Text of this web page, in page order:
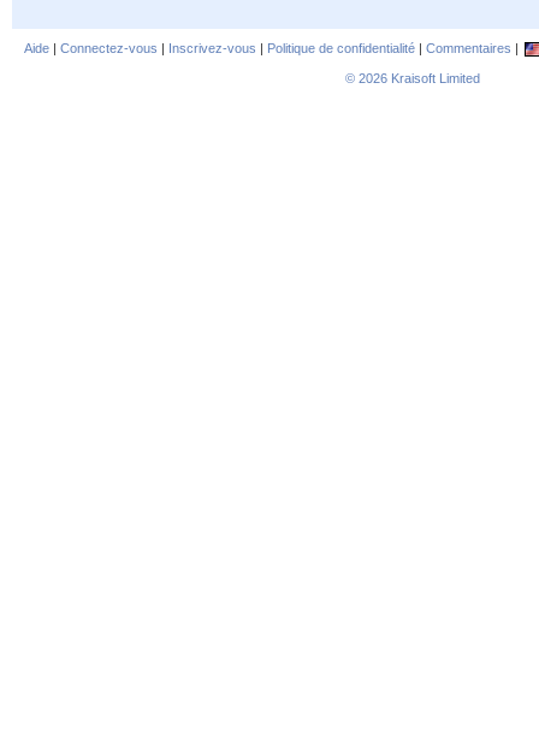
Aide | Connectez-vous | Inscrivez-vous | Politique de confidentialité | Commentaires |
© 2026 Kraisoft Limited